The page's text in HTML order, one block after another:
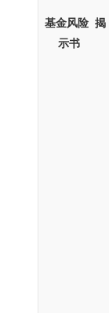
基金风险 揭
示书